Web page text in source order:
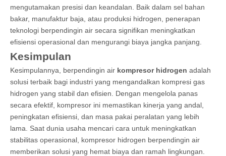
mengutamakan presisi dan keandalan. Baik dalam sel bahan
bakar, manufaktur baja, atau produksi hidrogen, penerapan
teknologi berpendingin air secara signifikan meningkatkan
efisiensi operasional dan mengurangi biaya jangka panjang.
Kesimpulan
Kesimpulannya, berpendingin air kompresor hidrogen adalah
solusi terbaik bagi industri yang mengandalkan kompresi gas
hidrogen yang stabil dan efisien. Dengan mengelola panas
secara efektif, kompresor ini memastikan kinerja yang andal,
peningkatan efisiensi, dan masa pakai peralatan yang lebih
lama. Saat dunia usaha mencari cara untuk meningkatkan
stabilitas operasional, kompresor hidrogen berpendingin air
memberikan solusi yang hemat biaya dan ramah lingkungan.